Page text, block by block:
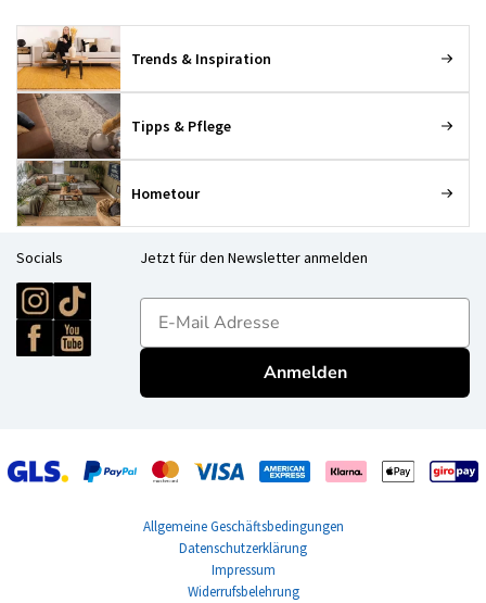
Trends & Inspiration
Tipps & Pflege
Hometour
Socials Jetzt für den Newsletter anmelden
E-mailadres
Anmelden
Allgemeine Geschäftsbedingungen
Datenschutzerklärung
Impressum
Widerrufsbelehrung